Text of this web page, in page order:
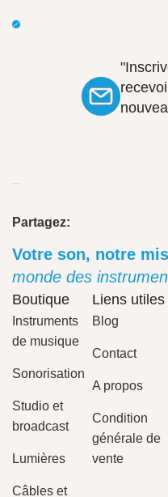
Partagez:
Votre son, notre
monde des
Boutique
Instruments
de musique
Sonorisation
Studio et
broadcast
Lumières
Câbles et
Liens utiles
Blog
Contact
A propos
Condition
générale de
vente